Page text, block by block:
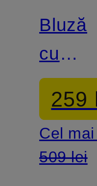
DEN
Bluză
cu
volane
259
Cel
509 lei